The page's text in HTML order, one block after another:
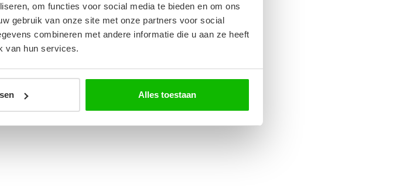
om functies voor social media te bieden en om ons
gebruik van onze site met onze partners voor social
combineren met andere informatie die u aan ze heeft
van hun services.
Alles toestaan